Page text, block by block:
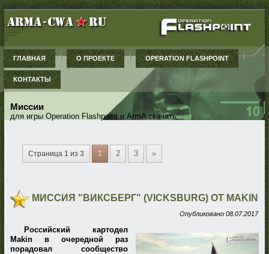
ГЛАВНАЯ О ПРОЕКТЕ OPERATION FLASHPOINT
КОНТАКТЫ
Миссии
для игры Operation Flashpoint и ArmA скачать
Страница 1 из 3 1 2 3 »
МИССИЯ "ВИКСБЕРГ" (VICKSBURG) ОТ MAKIN
Опубликовано 08.07.2017
Российский картодел
Makin в очередной раз
порадовал сообщество